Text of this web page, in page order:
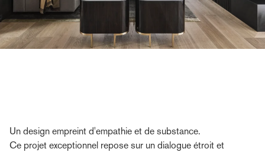
Un design empreint d'empathie et de substance.
Ce projet exceptionnel repose sur un dialogue étroit et